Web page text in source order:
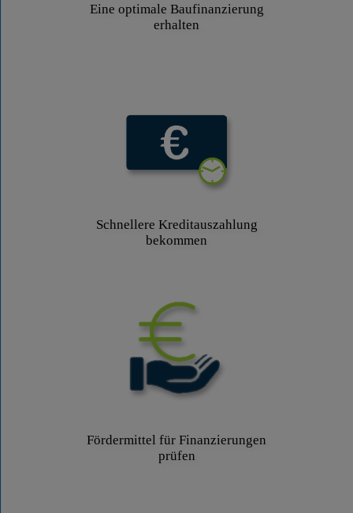
Eine optimale Baufinanzierung
erhalten
Schnellere Kreditauszahlung
bekommen
Fördermittel für Finanzierungen
prüfen